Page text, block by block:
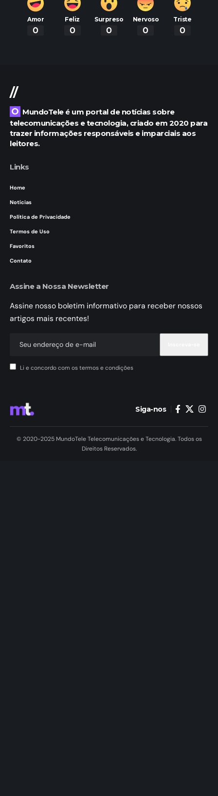
Amor
0
Feliz
0
Surpreso
0
Nervoso
0
Triste
0
//
O MundoTele é um portal de notícias sobre
telecomunicações e tecnologia, criado em 2020 para
trazer informações responsáveis e imparciais aos
leitores.
Links
Home
Notícias
Política de Privacidade
Termos de Uso
Favoritos
Contato
Assine a Nossa Newsletter
Assine nosso boletim informativo para receber nossos
artigos mais recentes!
Li e concordo com os termos e condições
Siga-nos
© 2020-2025 MundoTele Telecomunicações e Tecnologia. Todos os
Direitos Reservados.